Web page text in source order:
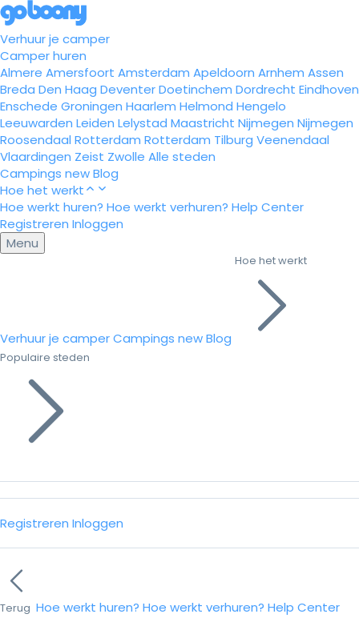
Verhuur je camper
Camper huren
Almere Amersfoort Amsterdam Apeldoorn Arnhem Assen
Breda Den Haag DeventerDoetinchem Dordrecht Eindhoven
Enschede Groningen Haarlem Helmond Hengelo
Leeuwarden Leiden Lelystad Maastricht Nijmegen Nijmegen
Roosendaal Rotterdam Rotterdam Tilburg Veenendaal
Vlaardingen Zeist Zwolle Alle steden
Campings newBlog
Hoe het werkt
Hoe werkt huren? Hoe werkt verhuren? Help Center
Registreren Inloggen
Menu
Verhuur je camperCampings newBlog
Hoe het werkt
Populaire steden
Registreren Inloggen
Terug Hoe werkt huren? Hoe werkt verhuren? Help Center